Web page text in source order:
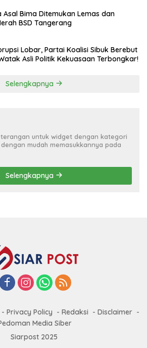
Asal Bima Ditemukan Lemas dan
BSD Tangerang
Lobar, Partai Koalisi Sibuk Berebut
Asli Politik Kekuasaan Terbongkar!
Selengkapnya
untuk widget dengan kategori
mudah memasukkannya pada
Selengkapnya
Privacy Policy Redaksi
Disclaimer
Media Siber
Siarpost 2025